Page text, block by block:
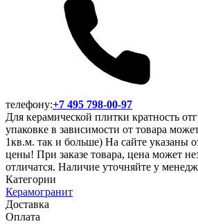
телефону:+7 495 798-00-97
Для керамической плитки кратность
упаковке в зависимости от товара
1кв.м. так и больше) На сайте указаны
цены! При заказе товара, цена может
отличатся. Наличие уточняйте у
Категории
Керамогранит
Доставка
Оплата